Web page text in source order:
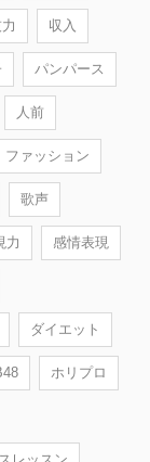
収入
パンパース
人前
ファッション
歌声
力 感情表現
ダイエット
ホリプロ